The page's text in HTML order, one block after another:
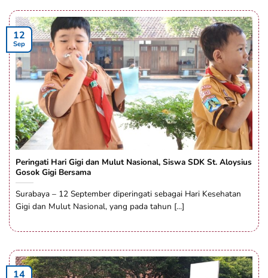
Peringati Hari Gigi dan Mulut Nasional, Siswa SDK St. Aloysius
Gosok Gigi Bersama
Surabaya – 12 September diperingati sebagai Hari Kesehatan
Gigi dan Mulut Nasional, yang pada tahun [...]
12
Sep
14